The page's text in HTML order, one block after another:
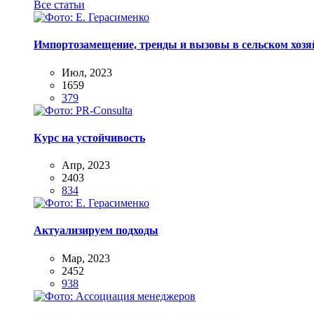
Все статьи
Импортозамещение, тренды и вызовы в сельском
Июл, 2023
1659
379
Курс на устойчивость
Апр, 2023
2403
834
Актуализируем подходы
Мар, 2023
2452
938